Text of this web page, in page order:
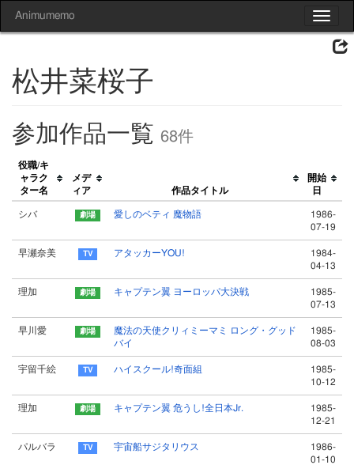
Toggle
Animumemo
松井菜桜子
参加作品一覧 68件
役職/キ
ャラク
ター名
メデ
ィア
作品タイトル
開始
日
シバ 愛しのベティ 魔物語
1986-
07-19
早瀬奈美 アタッカーYOU!
1984-
04-13
理加 キャプテン翼 ヨーロッパ大決戦
1985-
07-13
早川愛
魔法の天使クリィミーマミ ロング・グッド
バイ
1985-
08-03
宇留千絵 ハイスクール!奇面組
1985-
10-12
理加 キャプテン翼 危うし!全日本Jr.
1985-
12-21
パルバラ 宇宙船サジタリウス
1986-
01-10